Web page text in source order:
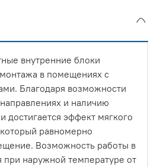
внутренние блоки
в помещениях с
Благодаря возможности
и наличию
эффект мягкого
равномерно
Возможность работы в
наружной температуре от